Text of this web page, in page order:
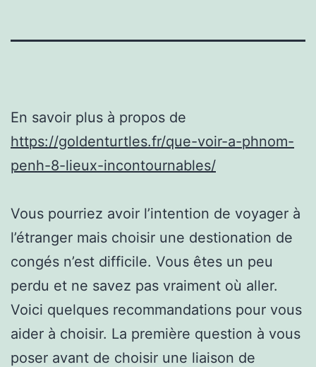
En savoir plus à propos de
https://goldenturtles.fr/que-voir-a-phnom-
penh-8-lieux-incontournables/
Vous pourriez avoir l’intention de voyager à
l’étranger mais choisir une destionation de
congés n’est difficile. Vous êtes un peu
perdu et ne savez pas vraiment où aller.
Voici quelques recommandations pour vous
aider à choisir. La première question à vous
poser avant de choisir une liaison de